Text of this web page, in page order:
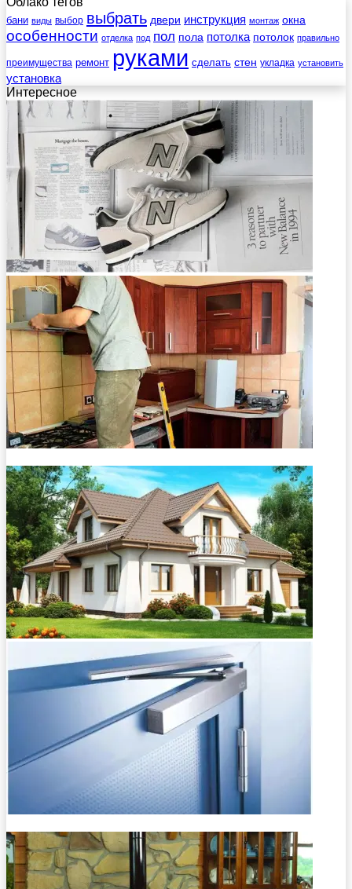
бани виды выбор выбрать двери инструкция монтаж окна
особенности отделка под пол пола потолка потолок правильно
преимущества ремонт руками сделать стен укладка установить
установка
Интересное